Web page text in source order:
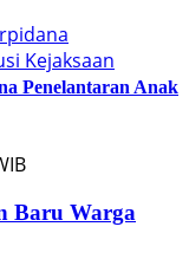
Penelantaran Anak
Baru Warga